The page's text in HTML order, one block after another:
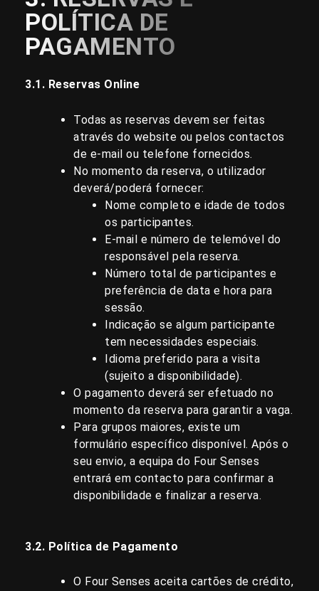
POLÍTICA DE
PAGAMENTO
3.1. Reservas Online
Todas as reservas devem ser feitas
através do website ou pelos contactos
de e-mail ou telefone fornecidos.
No momento da reserva, o utilizador
deverá/poderá fornecer:
Nome completo e idade de todos
os participantes.
E-mail e número de telemóvel do
responsável pela reserva.
Número total de participantes e
preferência de data e hora para
sessão.
Indicação se algum participante
tem necessidades especiais.
Idioma preferido para a visita
(sujeito a disponibilidade).
O pagamento deverá ser efetuado no
momento da reserva para garantir a vaga.
Para grupos maiores, existe um
formulário específico disponível. Após o
seu envio, a equipa do Four Senses
entrará em contacto para confirmar a
disponibilidade e finalizar a reserva.
3.2. Política de Pagamento
O Four Senses aceita cartões de crédito,